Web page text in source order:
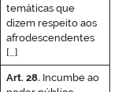
temáticas que
dizem respeito aos
afrodescendentes
[…]
Art. 28. Incumbe ao